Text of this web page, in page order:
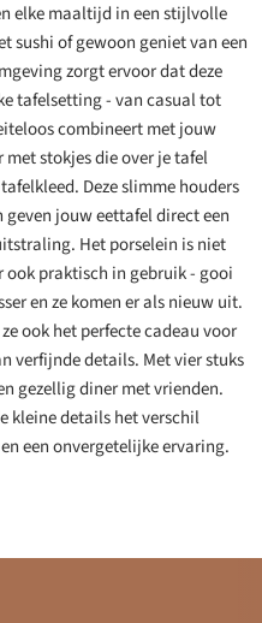
elke maaltijd in een stijlvolle
sushi of gewoon geniet van een
zorgt ervoor dat deze
tafelsetting - van casual tot
combineert met jouw
met stokjes die over je tafel
Deze slimme houders
jouw eettafel direct een
Het porselein is niet
praktisch in gebruik - gooi
en ze komen er als nieuw uit.
ook het perfecte cadeau voor
verfijnde details. Met vier stuks
gezellig diner met vrienden.
kleine details het verschil
een onvergetelijke ervaring.